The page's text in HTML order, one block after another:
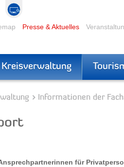
Presse & Aktuelles
Kreisverwaltung
Informationen der
für